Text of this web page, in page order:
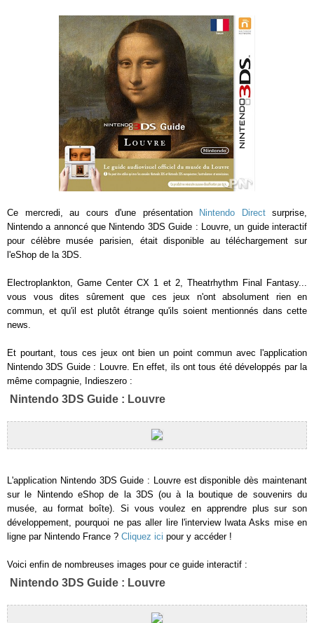
Ce mercredi, au cours d'une présentation Nintendo Directsurprise,
Nintendo a annoncé que Nintendo 3DS Guide : Louvre, un guide interactif
pour célèbre musée parisien, était disponible au téléchargement sur
l'eShop de la 3DS.
Electroplankton, Game Center CX 1 et 2, Theatrhythm Final Fantasy...
vous vous dites sûrement que ces jeux n'ont absolument rien en
commun, et qu'il est plutôt étrange qu'ils soient mentionnés dans cette
news.
Et pourtant, tous ces jeux ont bien un point commun avec l'application
Nintendo 3DS Guide : Louvre. En effet, ils ont tous été développés par la
même compagnie, Indieszero :
Nintendo 3DS Guide : Louvre
L'application Nintendo 3DS Guide : Louvre est disponible dès maintenant
sur le Nintendo eShop de la 3DS (ou à la boutique de souvenirs du
musée, au format boîte). Si vous voulez en apprendre plus sur son
développement, pourquoi ne pas aller lire l'interview Iwata Asks mise en
ligne par Nintendo France ? Cliquez ici pour y accéder !
Voici enfin de nombreuses images pour ce guide interactif :
Nintendo 3DS Guide : Louvre